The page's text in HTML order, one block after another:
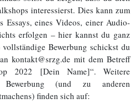
interessierst. Dies kann zum
Essays, eines Videos, einer Audio-
erfolgen – hier kannst du ganz
Bewerbung schickst du
kontakt@srzg.de mit dem Betreff
2022 [Dein Name]“. Weitere
(und zu anderen
finden sich auf: